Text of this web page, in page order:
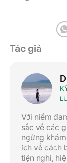
Tác giả
Với niềm
sắc về các
ngừng
ích về cách
tiện nghi,